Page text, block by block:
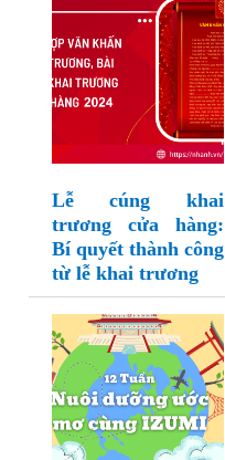
Lễ cúng khai
trương cửa hàng:
Bí quyết thành công
từ lễ khai trương